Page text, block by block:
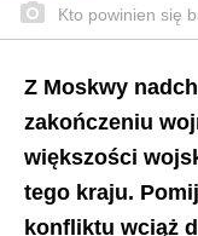
Kto powinien się
Z Moskwy
zakończeniu
większości
tego kraju.
konfliktu wciąż